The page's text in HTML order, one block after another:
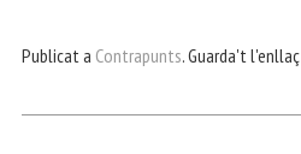
bo er ts
p
gr
m
Publicat a Contrapunts. Guarda't l'enllaç